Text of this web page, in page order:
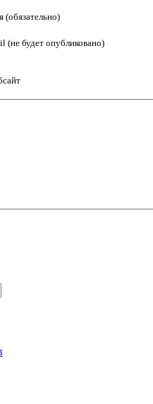
(обязательно)
(не будет опубликовано)